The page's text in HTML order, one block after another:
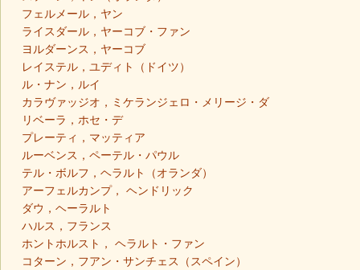
フェルメール，ヤン
ライスダール，ヤーコブ・ファン
ヨルダーンス，ヤーコブ
レイステル，ユディト（ドイツ）
ル・ナン，ルイ
カラヴァッジオ，ミケランジェロ・メリージ・ダ
リベーラ，ホセ・デ
プレーティ，マッティア
ルーベンス，ペーテル・パウル
テル・ボルフ，ヘラルト（オランダ）
アーフェルカンプ， ヘンドリック
ダウ，ヘーラルト
ハルス，フランス
ホントホルスト， ヘラルト・ファン
コターン，フアン・サンチェス（スペイン）